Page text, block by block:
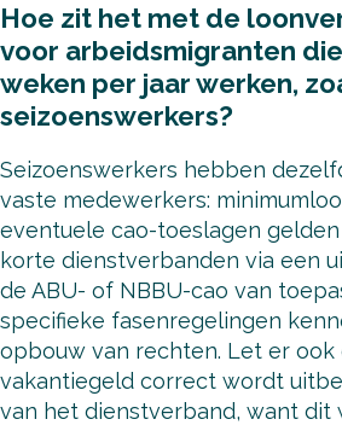
Hoe zit het met de
voor arbeidsmigranten
weken per jaar werken,
seizoenswerkers?
Seizoenswerkers hebben
vaste medewerkers:
eventuele cao-toeslagen
korte dienstverbanden via een
de ABU- of NBBU-cao van
specifieke fasenregelingen
opbouw van rechten. Let er ook
vakantiegeld correct wordt
van het dienstverband, want dit